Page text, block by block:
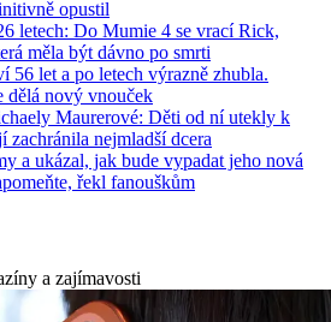
opustil
letech: Do Mumie 4 se vrací Rick,
měla být dávno po smrti
56 let a po letech výrazně zhubla.
dělá nový vnouček
Maurerové: Děti od ní utekly k
zachránila nejmladší dcera
a ukázal, jak bude vypadat jeho nová
řekl fanouškům
a zajímavosti